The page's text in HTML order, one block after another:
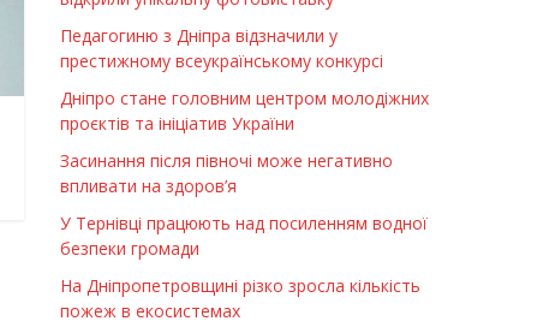
Педагогиню з Дніпра відзначили у
престижному всеукраїнському конкурсі
Дніпро стане головним центром молодіжних
проєктів та ініціатив України
Засинання після півночі може негативно
впливати на здоров’я
У Тернівці працюють над посиленням водної
безпеки громади
На Дніпропетровщині різко зросла кількість
пожеж в екосистемах